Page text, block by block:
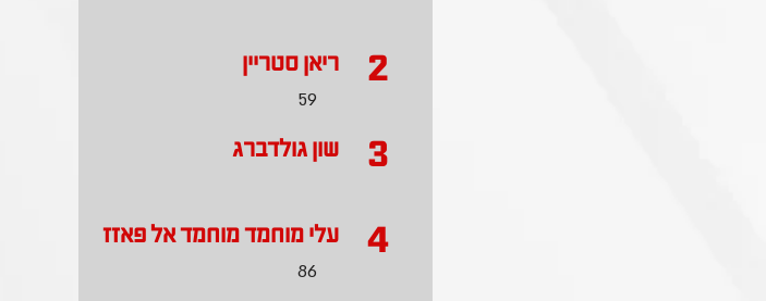
ריאן סטריין
59
2
שון גולדברג 3
עלי מוחמד מוחמד אל פאזז
86
4